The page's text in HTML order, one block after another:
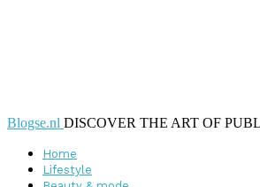
Blogse.nl DISCOVER THE ART OF
Home
Lifestyle